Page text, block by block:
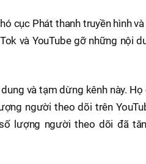
cục Phát thanh truyền hình
và YouTube gỡ những nội
và tạm dừng kênh này.
người theo dõi trên
lượng người theo dõi đã